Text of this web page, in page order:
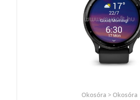
Okosóra > Okosóra